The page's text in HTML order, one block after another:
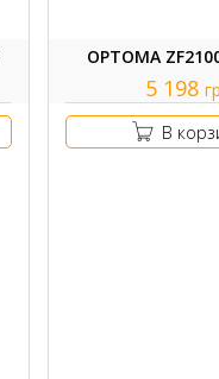
OPTOMA
5 198
В